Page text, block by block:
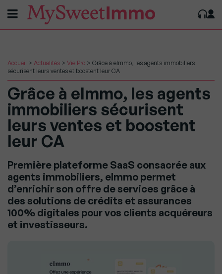
Accueil > Actualités > Vie Pro > Grâce à eImmo, les agents immobiliers
sécurisent leurs ventes et boostent leur CA
Grâce à eImmo, les agents
immobiliers sécurisent
leurs ventes et boostent
leur CA
Première plateforme SaaS consacrée aux
agents immobiliers, eImmo permet
d’enrichir son offre de services grâce à
des solutions de crédits et assurances
100% digitales pour vos clients acquéreurs
et investisseurs.